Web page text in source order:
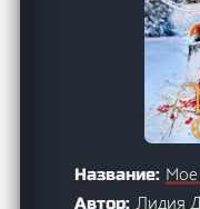
Название: Мое
Автор:Лидия